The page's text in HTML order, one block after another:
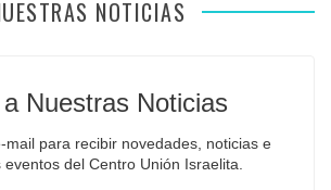
NOTICIAS
Nuestras Noticias
mail para recibir novedades, noticias e
del Centro Unión Israelita.